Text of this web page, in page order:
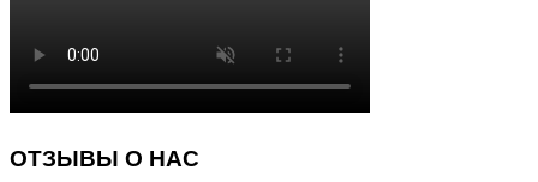
ОТЗЫВЫ О НАС